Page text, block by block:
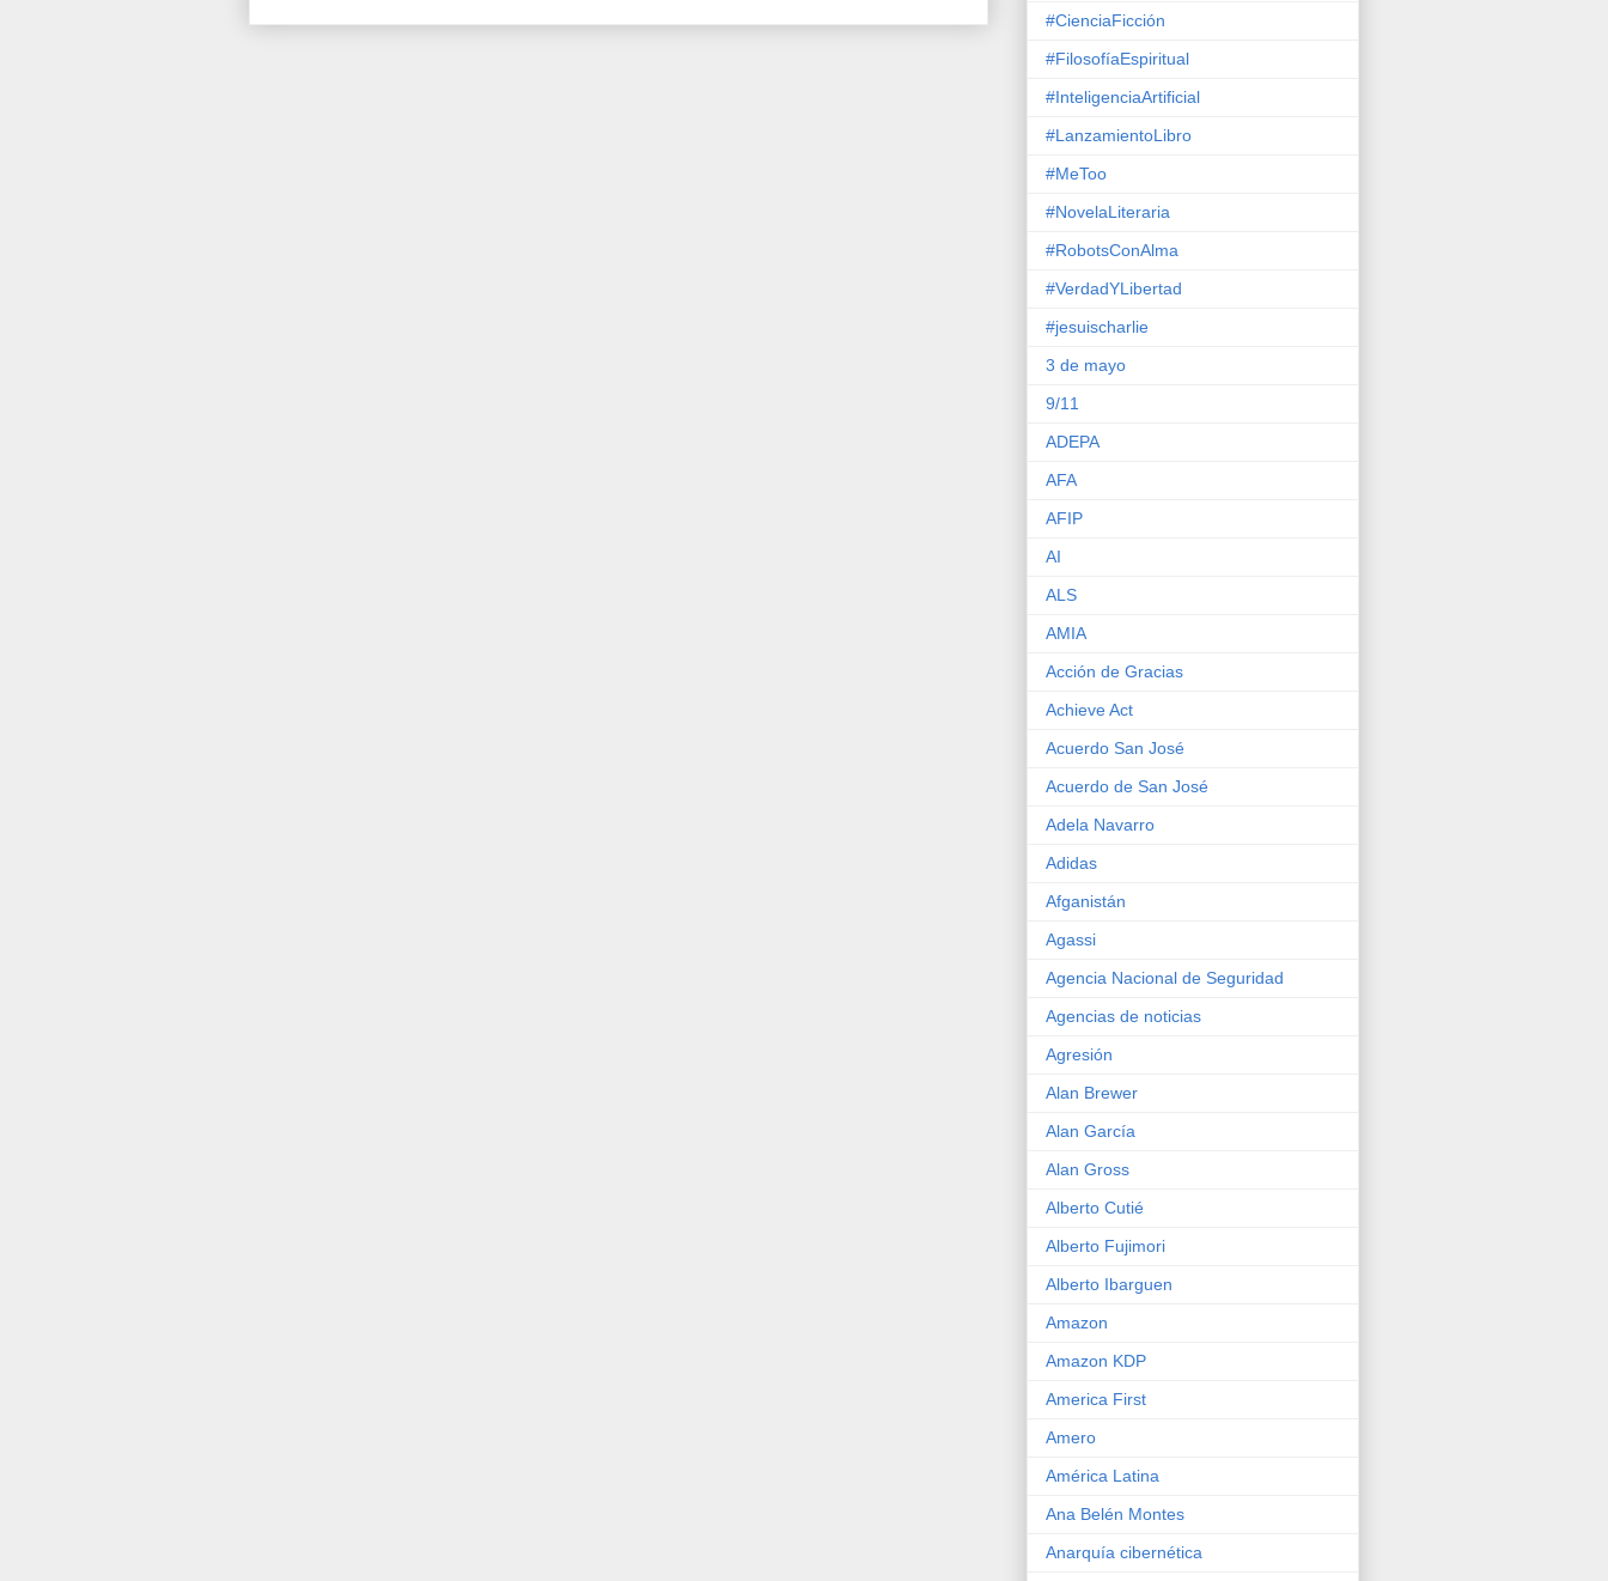
#CienciaFicción
#FilosofíaEspiritual
#InteligenciaArtificial
#LanzamientoLibro
#MeToo
#NovelaLiteraria
#RobotsConAlma
#VerdadYLibertad
#jesuischarlie
3 de mayo
9/11
ADEPA
AFA
AFIP
AI
ALS
AMIA
Acción de Gracias
Achieve Act
Acuerdo San José
Acuerdo de San José
Adela Navarro
Adidas
Afganistán
Agassi
Agencia Nacional de Seguridad
Agencias de noticias
Agresión
Alan Brewer
Alan García
Alan Gross
Alberto Cutié
Alberto Fujimori
Alberto Ibarguen
Amazon
Amazon KDP
America First
Amero
América Latina
Ana Belén Montes
Anarquía cibernética